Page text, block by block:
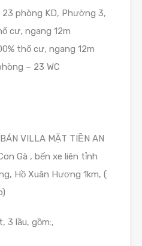
23 phòng KD, Phường 3,
cư, ngang 12m
thổ cư, ngang 12m
– 23 WC
VILLA MẶT TIỀN AN
Gà , bến xe liên tỉnh
Hồ Xuân Hương 1km, (
3 lầu, gồm:,